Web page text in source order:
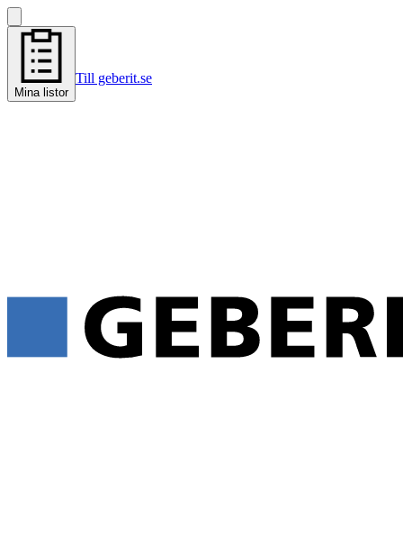
Mina listor
Till geberit.se